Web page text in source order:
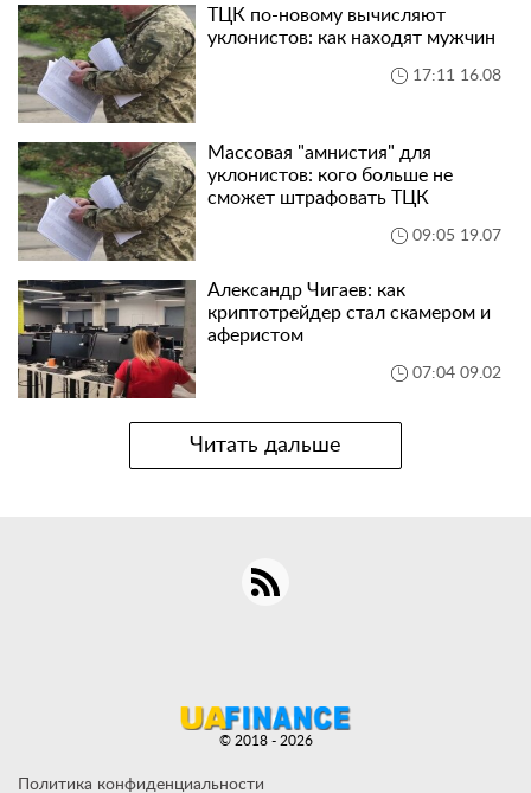
ТЦК по-новому вычисляют
уклонистов: как находят мужчин
17:11 16.08
Массовая "амнистия" для
уклонистов: кого больше не
сможет штрафовать ТЦК
09:05 19.07
Александр Чигаев: как
криптотрейдер стал скамером и
аферистом
07:04 09.02
Читать дальше
Политика конфиденциальности
© 2018 - 2026